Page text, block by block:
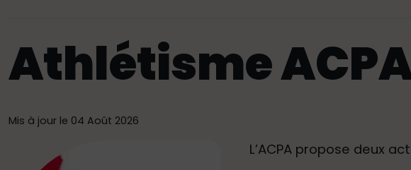
Athlétisme
Mis à jour le 04 Août 2026
L’ACPA propose deux